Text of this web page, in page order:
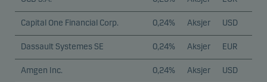
Capital One Financial Corp. 0,24% Aksjer USD
Dassault Systemes SE 0,24% Aksjer EUR
Amgen Inc. 0,24% Aksjer USD